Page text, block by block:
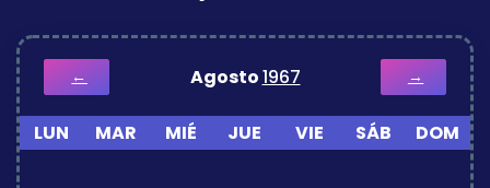
← Agosto1967 →
LUN MAR MIÉ JUE VIE SÁB DOM